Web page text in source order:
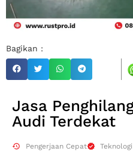
Bagikan :
Jasa
Audi Terdekat
Pengerjaan Cepat